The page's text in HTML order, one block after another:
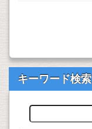
キーワード検索